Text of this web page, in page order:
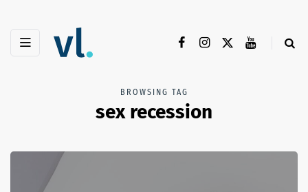
BROWSING TAG
sex recession